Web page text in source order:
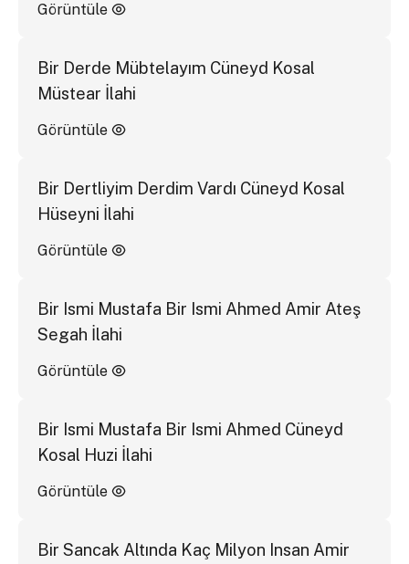
Görüntüle
Bir Derde Mübtelayım Cüneyd Kosal
Müstear İlahi
Görüntüle
Bir Dertliyim Derdim Vardı Cüneyd Kosal
Hüseyni İlahi
Görüntüle
Bir Ismi Mustafa Bir Ismi Ahmed Amir Ateş
Segah İlahi
Görüntüle
Bir Ismi Mustafa Bir Ismi Ahmed Cüneyd
Kosal Huzi İlahi
Görüntüle
Bir Sancak Altında Kaç Milyon Insan Amir